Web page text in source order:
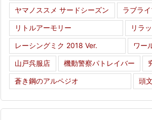
ヤマノススメ サードシーズン ラブラ
リトルアーモリー リラ
レーシングミク 2018 Ver. ワー
山戸呉服店 機動警察パトレイバー
蒼き鋼のアルペジオ 頭